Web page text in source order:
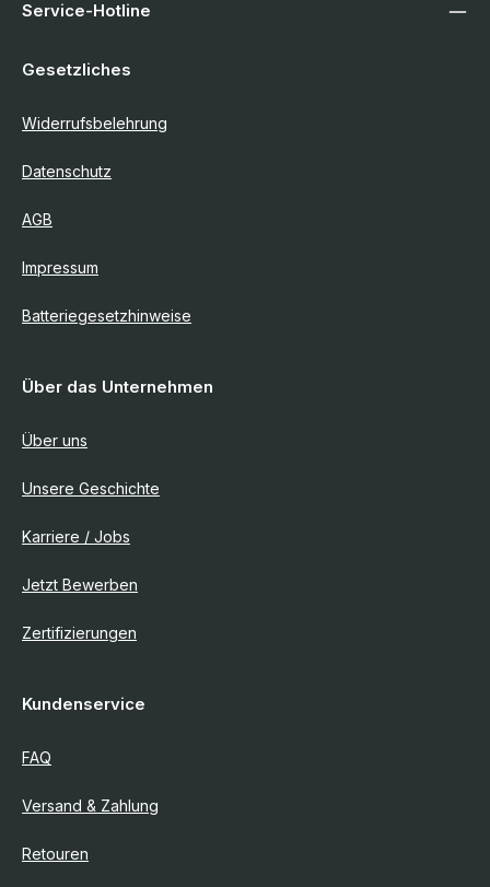
Service-Hotline
Gesetzliches
Widerrufsbelehrung
Datenschutz
AGB
Impressum
Batteriegesetzhinweise
Über das Unternehmen
Über uns
Unsere Geschichte
Karriere / Jobs
Jetzt Bewerben
Zertifizierungen
Kundenservice
FAQ
Versand & Zahlung
Retouren